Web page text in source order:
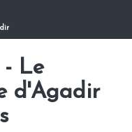
- Le
d'Agadir